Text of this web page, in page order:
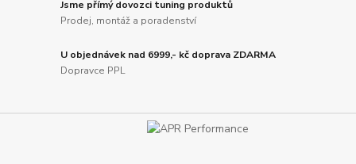
Jsme přímý dovozci tuning produktů
Prodej, montáž a poradenství
U objednávek nad 6999,- kč doprava ZDARMA
Dopravce PPL